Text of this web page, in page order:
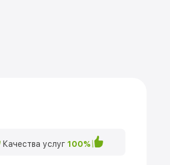
Качества услуг 100%